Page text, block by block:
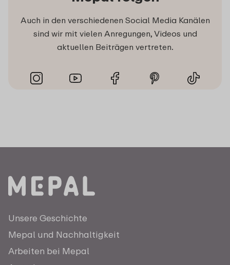
Auch in den verschiedenen Social Media Kanälen
sind wir mit vielen Anregungen, Videos und
aktuellen Beiträgen vertreten.
Unsere Geschichte
Mepal und Nachhaltigkeit
Arbeiten bei Mepal